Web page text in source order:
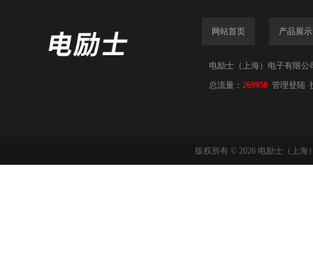
网站首页 产品展示
电励士（上海）电子有限公
总流量： 269950 管理登陆
版权所有 © 2026 电励士（上